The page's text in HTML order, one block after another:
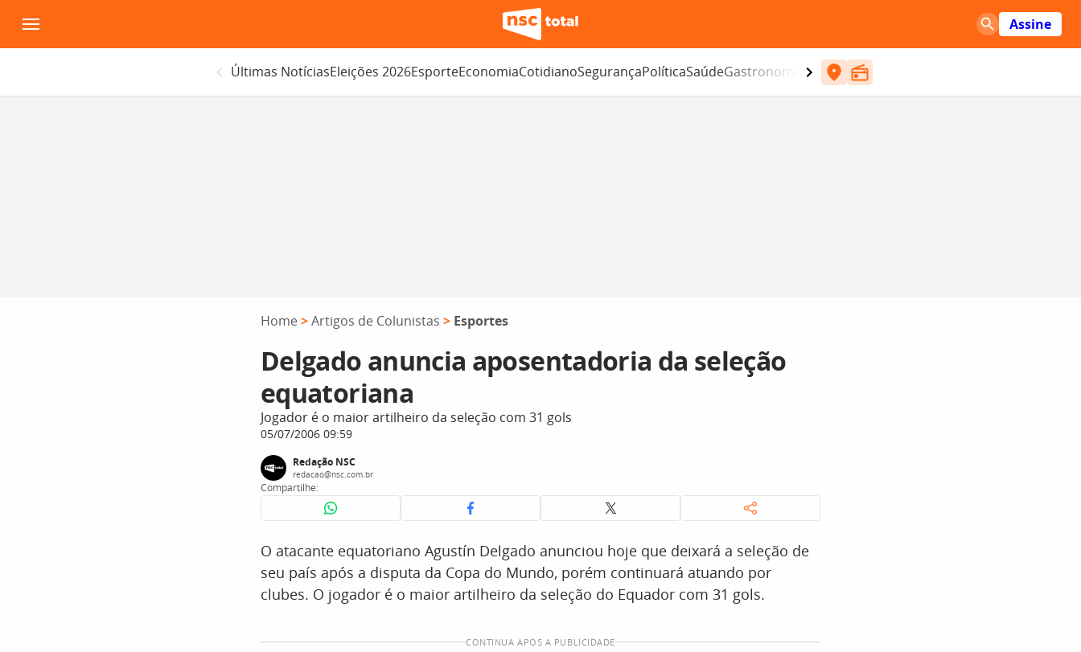
para
o
Assine
Últimas NotíciasEleições 2026EsporteEconomiaCotidianoSegurançaPolíticaSaúdeGastronomia Entretenimento
Home >Artigos de Colunistas > Esportes
Delgado anuncia aposentadoria da seleção
equatoriana
Jogador é o maior artilheiro da seleção com 31 gols
05/07/2006 09:59
Redação NSC
redacao@nsc.com.br
Compartilhe:
O atacante equatoriano Agustín Delgado anunciou hoje que deixará a seleção de
seu país após a disputa da Copa do Mundo, porém continuará atuando por
clubes. O jogador é o maior artilheiro da seleção do Equador com 31 gols.
CONTINUA APÓS A PUBLICIDADE